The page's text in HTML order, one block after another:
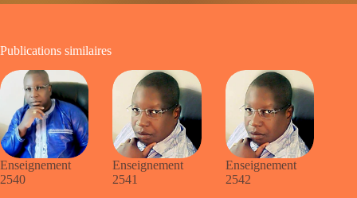
Publications similaires
Enseignement
2540
Enseignement
2541
Enseignement
2542